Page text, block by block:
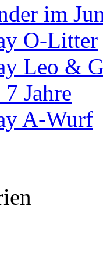
im
O-Litter
Leo &
Jahre
A-Wurf